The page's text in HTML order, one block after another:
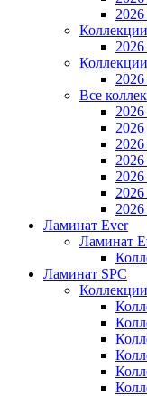
Все
Ламинат Ever
Ламинат
Ламинат SPC